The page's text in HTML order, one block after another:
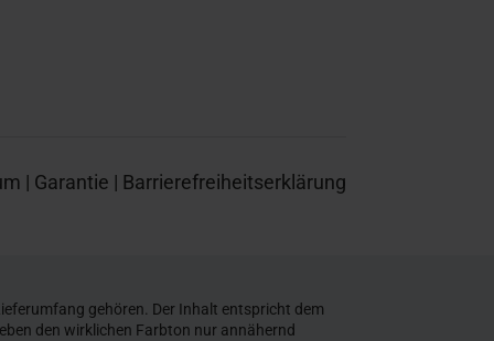
| Garantie | Barrierefreiheitserklärung
gehören. Der Inhalt entspricht dem
den wirklichen Farbton nur annähernd